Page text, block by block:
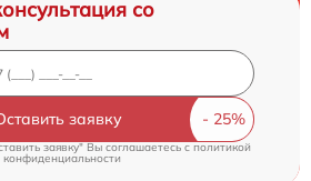
со
заявку
заявку" Вы соглашаетесь c политикой
конфиденциальности